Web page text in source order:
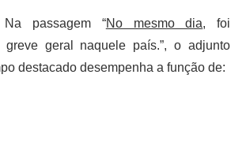
passagem “No mesmo dia, foi
greve geral naquele país.”, o adjunto
destacado desempenha a função de: